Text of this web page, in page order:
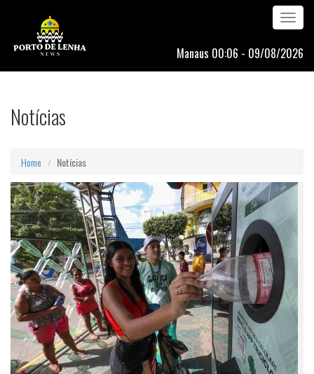
Toggle
navigation
Manaus 00:06 - 09/08/2026
Notícias
Home Notícias